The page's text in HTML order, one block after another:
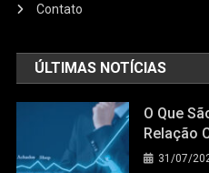
Contato
ÚLTIMAS NOTÍCIAS
O Que
Relação
31/07/